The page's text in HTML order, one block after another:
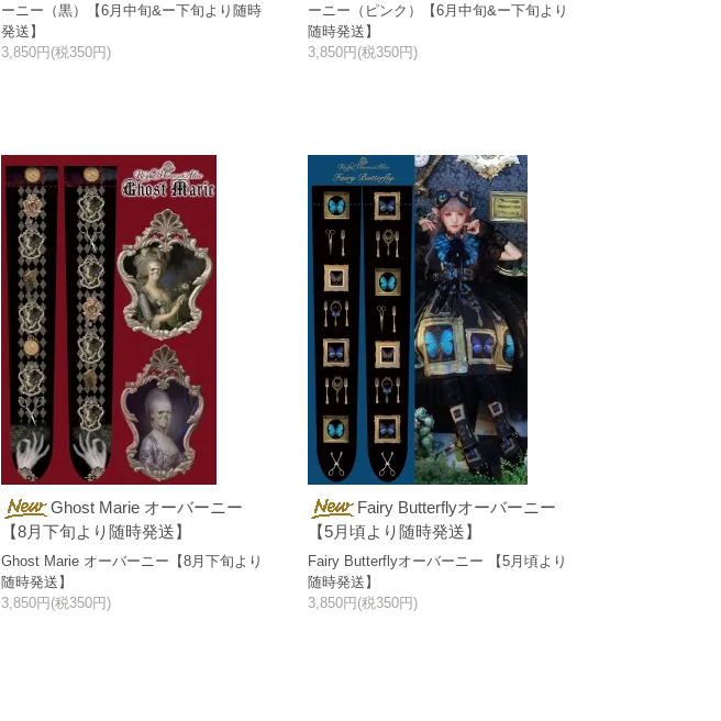
ーニー（黒）【6月中旬&ー下旬より随時
発送】
3,850円(税350円)
ーニー（ピンク）【6月中旬&ー下旬より
随時発送】
3,850円(税350円)
Ghost Marie オーバーニー
【8月下旬より随時発送】
Ghost Marie オーバーニー【8月下旬より
随時発送】
3,850円(税350円)
Fairy Butterflyオーバーニー
【5月頃より随時発送】
Fairy Butterflyオーバーニー 【5月頃より
随時発送】
3,850円(税350円)